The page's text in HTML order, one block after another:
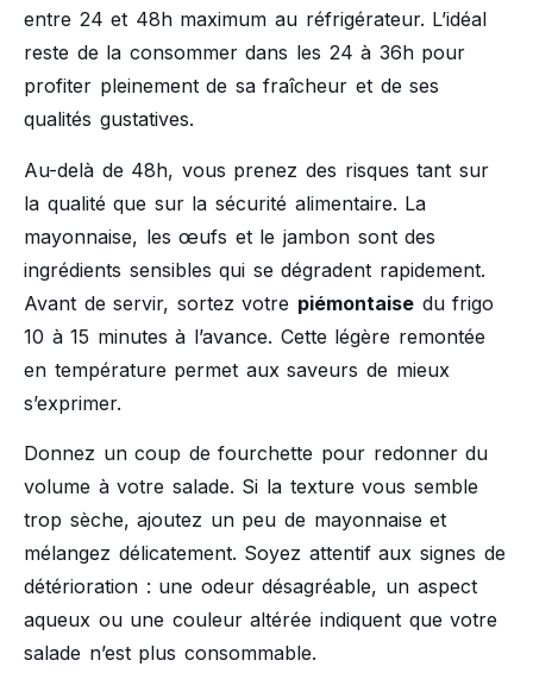
entre 24 et 48h maximum au réfrigérateur. L’idéal
reste de la consommer dans les 24 à 36h pour
profiter pleinement de sa fraîcheur et de ses
qualités gustatives.
Au-delà de 48h, vous prenez des risques tant sur
la qualité que sur la sécurité alimentaire. La
mayonnaise, les œufs et le jambon sont des
ingrédients sensibles qui se dégradent rapidement.
Avant de servir, sortez votre piémontaise du frigo
10 à 15 minutes à l’avance. Cette légère remontée
en température permet aux saveurs de mieux
s’exprimer.
Donnez un coup de fourchette pour redonner du
volume à votre salade. Si la texture vous semble
trop sèche, ajoutez un peu de mayonnaise et
mélangez délicatement. Soyez attentif aux signes de
détérioration : une odeur désagréable, un aspect
aqueux ou une couleur altérée indiquent que votre
salade n’est plus consommable.